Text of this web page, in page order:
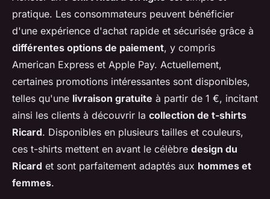
pratique. Les consommateurs peuvent bénéficier
d'une expérience d'achat rapide et sécurisée grâce à
différentes options de paiement, y compris
American Express et Apple Pay. Actuellement,
certaines promotions intéressantes sont disponibles,
telles qu'une livraison gratuite à partir de 1 €, incitant
ainsi les clients à découvrir la collection de t-shirts
Ricard. Disponibles en plusieurs tailles et couleurs,
ces t-shirts mettent en avant le célèbre design du
Ricard et sont parfaitement adaptés aux hommes et
femmes.